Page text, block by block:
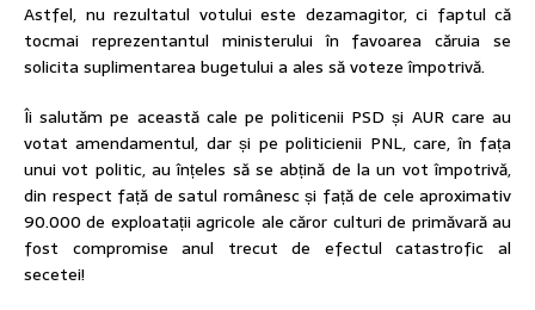
Astfel, nu rezultatul votului este dezamagitor, ci faptul că
tocmai reprezentantul ministerului în favoarea căruia se
solicita suplimentarea bugetului a ales să voteze împotrivă.
Îi salutăm pe această cale pe politicenii PSD și AUR care au
votat amendamentul, dar și pe politicienii PNL, care, în fața
unui vot politic, au înțeles să se abțină de la un vot împotrivă,
din respect față de satul românesc și față de cele aproximativ
90.000 de exploatații agricole ale căror culturi de primăvară au
fost compromise anul trecut de efectul catastrofic al
secetei!